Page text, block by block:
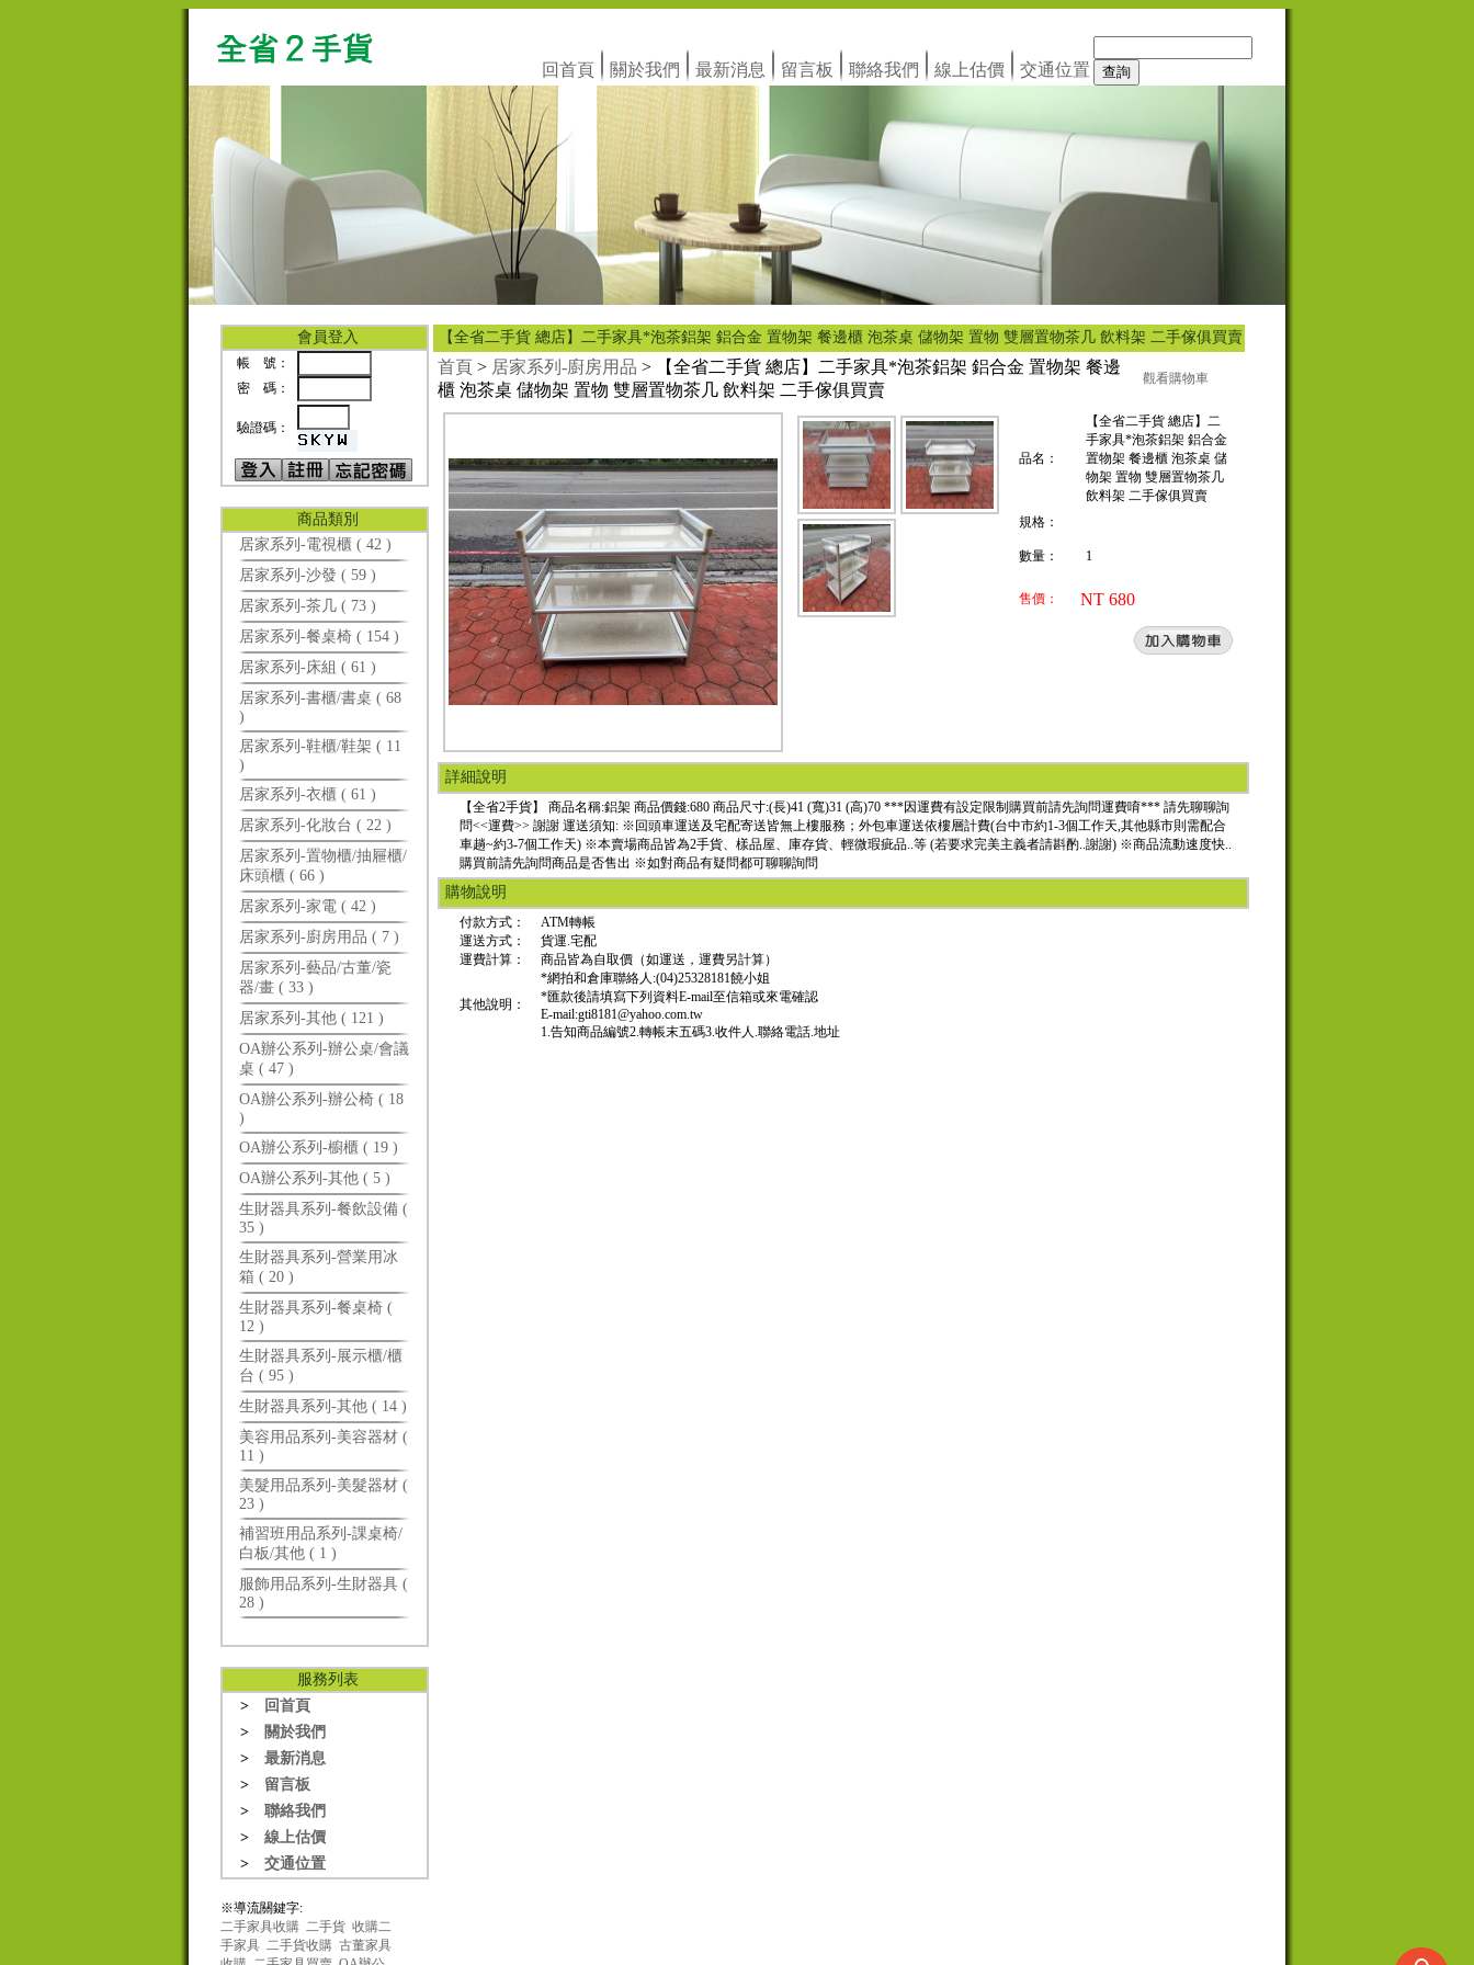
回首頁 關於我們 最新消息 留言板 聯絡我們 線上估價 交通位置
會員登入
帳 號：
密 碼：
驗證碼：
商品類別
居家系列-電視櫃 ( 42 )
居家系列-沙發 ( 59 )
居家系列-茶几 ( 73 )
居家系列-餐桌椅 ( 154 )
居家系列-床組 ( 61 )
居家系列-書櫃/書桌 ( 68
)
居家系列-鞋櫃/鞋架 ( 11
)
居家系列-衣櫃 ( 61 )
居家系列-化妝台 ( 22 )
居家系列-置物櫃/抽屜櫃/
床頭櫃 ( 66 )
居家系列-家電 ( 42 )
居家系列-廚房用品 ( 7 )
居家系列-藝品/古董/瓷
器/畫 ( 33 )
居家系列-其他 ( 121 )
OA辦公系列-辦公桌/會議
桌 ( 47 )
OA辦公系列-辦公椅 ( 18
)
OA辦公系列-櫥櫃 ( 19 )
OA辦公系列-其他 ( 5 )
生財器具系列-餐飲設備 (
35 )
生財器具系列-營業用冰
箱 ( 20 )
生財器具系列-餐桌椅 (
12 )
生財器具系列-展示櫃/櫃
台 ( 95 )
生財器具系列-其他 ( 14 )
美容用品系列-美容器材 (
11 )
美髮用品系列-美髮器材 (
23 )
補習班用品系列-課桌椅/
白板/其他 ( 1 )
服飾用品系列-生財器具 (
28 )
服務列表
>
回首頁
>
關於我們
> 最新消息
> 留言板
> 聯絡我們
> 線上估價
> 交通位置
※導流關鍵字:
二手家具收購 二手貨 收購二
手家具 二手貨收購 古董家具
【全省二手貨 總店】二手家具*泡茶鋁架 鋁合金 置物架 餐邊櫃 泡茶桌 儲物架 置物 雙層置物茶几 飲料架 二手傢俱買賣
首頁 > 居家系列-廚房用品 > 【全省二手貨 總店】二手家具*泡茶鋁架 鋁合金 置物架 餐邊
櫃 泡茶桌 儲物架 置物 雙層置物茶几 飲料架 二手傢俱買賣
觀看購物車
品名：
【全省二手貨 總店】二
手家具*泡茶鋁架 鋁合金
置物架 餐邊櫃 泡茶桌 儲
物架 置物 雙層置物茶几
飲料架 二手傢俱買賣
規格：
數量： 1
售價： NT 680
詳細說明
【全省2手貨】 商品名稱:鋁架 商品價錢:680 商品尺寸:(長)41 (寬)31 (高)70 ***因運費有設定限制購買前請先詢問運費唷*** 請先聊聊詢
問<<運費>> 謝謝 運送須知: ※回頭車運送及宅配寄送皆無上樓服務；外包車運送依樓層計費(台中市約1-3個工作天,其他縣市則需配合
車趟~約3-7個工作天) ※本賣場商品皆為2手貨、樣品屋、庫存貨、輕微瑕疵品..等 (若要求完美主義者請斟酌..謝謝) ※商品流動速度快..
購買前請先詢問商品是否售出 ※如對商品有疑問都可聊聊詢問
購物說明
付款方式：
ATM轉帳
運送方式：
貨運.宅配
運費計算：
商品皆為自取價（如運送，運費另計算）
其他說明：
*網拍和倉庫聯絡人:(04)25328181饒小姐
*匯款後請填寫下列資料E-mail至信箱或來電確認
E-mail:gti8181@yahoo.com.tw
1.告知商品編號2.轉帳末五碼3.收件人.聯絡電話.地址